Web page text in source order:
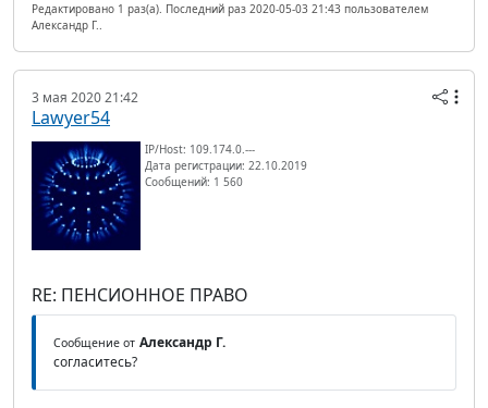
Редактировано 1 раз(а). Последний раз 2020-05-03 21:43 пользователем
Александр Г..
3 мая 2020 21:42
Lawyer54
IP/Host: 109.174.0.---
Дата регистрации: 22.10.2019
Сообщений: 1 560
RE: ПЕНСИОННОЕ ПРАВО
Сообщение от Александр Г.
согласитесь?